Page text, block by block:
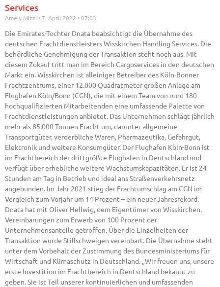
Services
Amely Mizzi 7. April 2022 07:03
Die Emirates-Tochter Dnata beabsichtigt die Übernahme des
deutschen Frachtdienstleisters Wisskirchen Handling Services. Die
behördliche Genehmigung der Transaktion steht noch aus. Mit
diesem Zukauf tritt man im Bereich Cargoservices in den deutschen
Markt ein. Wisskirchen ist alleiniger Betreiber des Köln-Bonner
Frachtzentrums, einer 12.000 Quadratmeter großen Anlage am
Flughafen Köln/Bonn (CGN), die mit einem Team von rund 180
hochqualifizierten Mitarbeitenden eine umfassende Palette von
Frachtdienstleistungen anbietet. Das Unternehmen schlägt jährlich
mehr als 85.000 Tonnen Fracht um, darunter allgemeine
Transportgüter, verderbliche Waren, Pharmazeutika, Gefahrgut,
Elektronik und weitere Konsumgüter. Der Flughafen Köln-Bonn ist
im Frachtbereich der drittgrößte Flughafen in Deutschland und
verfügt über erhebliche weitere Wachstumskapazitäten. Er ist 24
Stunden am Tag in Betrieb und ideal ans Straßenverkehrsnetz
angebunden. Im Jahr 2021 stieg der Frachtumschlag am CGN im
Vergleich zum Vorjahr um 14 Prozent – ein neuer Jahresrekord.
Dnata hat mit Oliver Hellwig, dem Eigentümer von Wisskirchen,
Vereinbarungen zum Erwerb von 100 Prozent der
Unternehmensanteile getroffen. Über die Einzelheiten der
Transaktion wurde Stillschweigen vereinbart. Die Übernahme steht
unter dem Vorbehalt der Zustimmung des Bundesministeriums für
Wirtschaft und Klimaschutz in Deutschland. „Wir freuen uns, unsere
erste Investition im Frachtbereich in Deutschland bekannt zu
geben. Sie ist Teil unserer kontinuierlichen und umfassenden